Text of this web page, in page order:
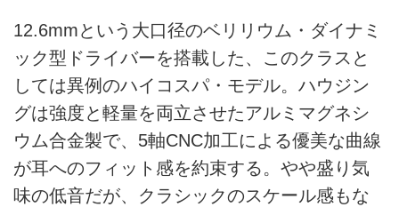
12.6mmという大口径のベリリウム・ダイナミ
ック型ドライバーを搭載した、このクラスと
しては異例のハイコスパ・モデル。ハウジン
グは強度と軽量を両立させたアルミマグネシ
ウム合金製で、5軸CNC加工による優美な曲線
が耳へのフィット感を約束する。やや盛り気
味の低音だが、クラシックのスケール感もな